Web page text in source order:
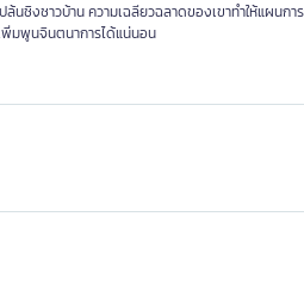
ชิงชาวบ้าน ความเฉลียวฉลาดของเขาทำให้แผนก
พิ่มพูนจินตนาการได้แน่นอน